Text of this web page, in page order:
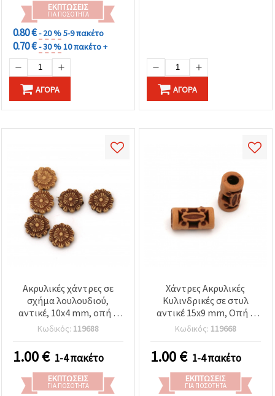
ΕΚΠΤΏΣΕΙΣ
ΓΙΑ ΠΟΣΌΤΗΤΑ
0.80 €- 20 %5-9 πακέτο
0.70 €- 30 %10 πακέτο +
ΑΓΟΡΆ ΑΓΟΡΆ
Ακρυλικές χάντρες σε
σχήμα λουλουδιού,
αντικέ, 10x4 mm, οπή 2
mm, καφέ χρώμα - 50 γρ.
(~225 τεμ.)
Κωδικός: 119688
1.00€ 1-4 πακέτο
ΕΚΠΤΏΣΕΙΣ
ΓΙΑ ΠΟΣΌΤΗΤΑ
Χάντρες Ακρυλικές
Κυλινδρικές σε στυλ
αντικέ 15x9 mm, Οπή 4
mm, Πορτοκαλί, 50 γρ.
(~75 τεμ.)
Κωδικός: 119668
1.00€ 1-4 πακέτο
ΕΚΠΤΏΣΕΙΣ
ΓΙΑ ΠΟΣΌΤΗΤΑ